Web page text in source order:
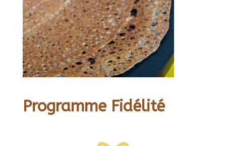
Programme Fidélité